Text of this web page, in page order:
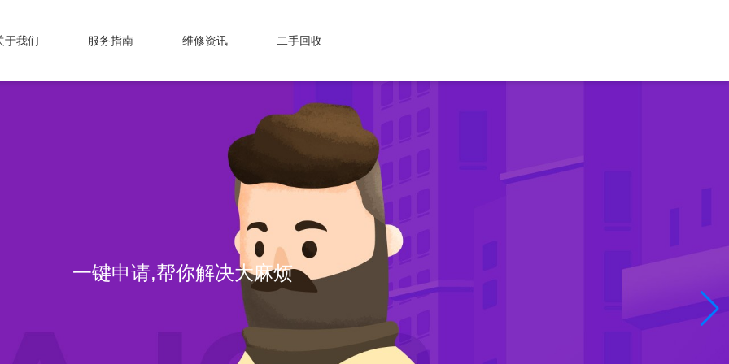
于我们 服务指南 维修资讯 二手回收
一键申请,帮你解决大麻烦